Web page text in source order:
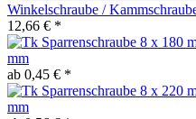
Winkelschraube /
12,66 € *
mm
ab 0,45 € *
mm